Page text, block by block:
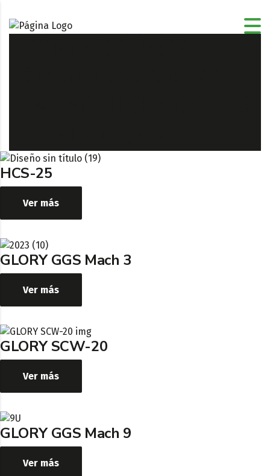
HCS-25
Ver más
GLORY GGS Mach 3
Ver más
GLORY SCW-20
Ver más
GLORY GGS Mach 9
Ver más